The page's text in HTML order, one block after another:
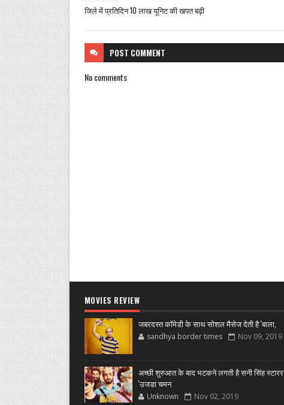
जिले में प्रतिदिन 10 लाख यूनिट की खपत बढ़ी
POST COMMENT
No comments
MOVIES REVIEW
जबरदस्त कॉमेडी के साथ सोशल मैसेज देती है 'बाला,
sandhya border times Nov 09, 2019
अच्छी शुरुआत के बाद भटकने लगती है सनी सिंह स्टारर
'उजडा चमन
Unknown Nov 02, 2019